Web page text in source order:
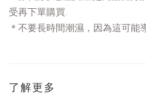
受再下單購買.
＊不要長時間潮濕，因為這可能
了解更多